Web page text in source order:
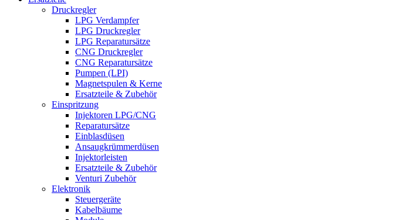
Druckregler
LPG Verdampfer
LPG Druckregler
LPG Reparatursätze
CNG Druckregler
CNG Reparatursätze
Pumpen (LPI)
Magnetspulen & Kerne
Ersatzteile & Zubehör
Einspritzung
Injektoren LPG/CNG
Reparatursätze
Einblasdüsen
Ansaugkrümmerdüsen
Injektorleisten
Ersatzteile & Zubehör
Venturi Zubehör
Elektronik
Steuergeräte
Kabelbäume